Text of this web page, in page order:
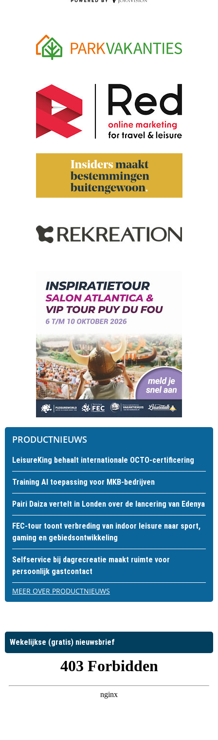
PRODUCTNIEUWS
LeisureKing behaalt internationale OCTO-certificering
Training AI toepassing voor MKB-bedrijven
Pairi Daiza vertelt in Londen over de lancering van Edenya
FEC-tour toont verbreding van indoor leisure naar sport,
gaming en gebiedsontwikkeling
Selfservice bij dagrecreatie maakt ruimte voor
persoonlijk gastcontact
MEER OVER PRODUCTNIEUWS
Wekelijkse (gratis) nieuwsbrief